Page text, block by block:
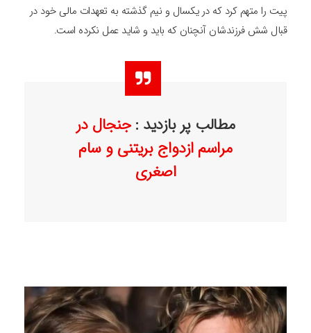
پیت را متهم کرد که در یکسال و نیم گذشته به تعهدات مالی خود در
قبال شش فرزندشان آنچنان که باید و شاید عمل نکرده است.
مطالب پر بازدید :جنجال در
مراسم ازدواج بریتنی و سام
اصغری